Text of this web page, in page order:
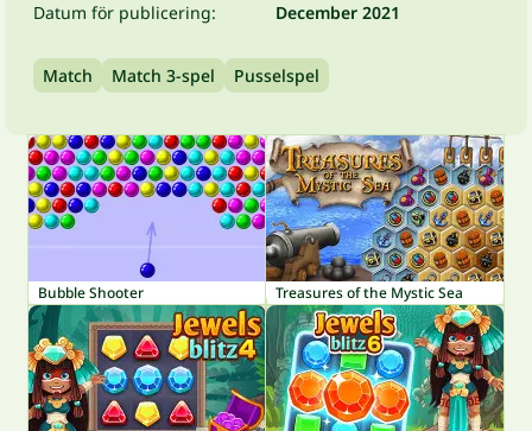
Datum för publicering:
December 2021
Match Match 3-spel Pusselspel
Bubble Shooter Treasures of the Mystic Sea